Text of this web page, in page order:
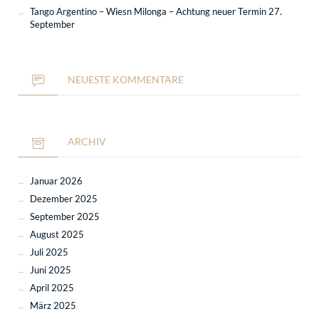
Tango Argentino – Wiesn Milonga – Achtung neuer Termin 27.
September
NEUESTE KOMMENTARE
ARCHIV
Januar 2026
Dezember 2025
September 2025
August 2025
Juli 2025
Juni 2025
April 2025
März 2025